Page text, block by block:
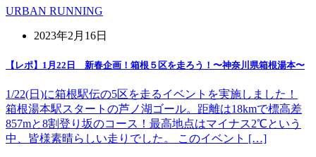
URBAN RUNNING
2023年2月16日
【レポ】1月22日 新春企画！箱根５区を走ろう！〜神奈川県箱根湯本〜
1/22(日)に箱根駅伝の5区を走るイベントを実施しました！
箱根湯本駅スタートの芦ノ湖ゴール。距離は18kmで標高差
857mと8割登り坂のコース！最高地点はマイナス2℃という
中、皆様素晴らしい走りでした。 このイベント […]